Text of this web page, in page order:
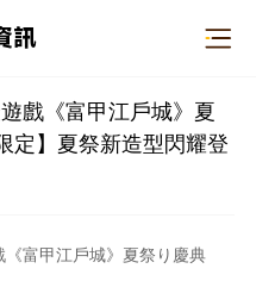
訊
戲《富甲江戶城》夏
定】夏祭新造型閃耀登
《富甲江戶城》 夏祭り慶典